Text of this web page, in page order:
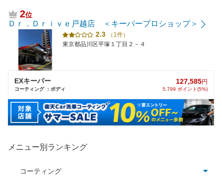
2位
Ｄｒ．Ｄｒｉｖｅ戸越店 ＜キーパープロショップ＞
2.3
（1件）
東京都品川区平塚１丁目２－４
EXキーパー
コーティング ：ボディ
127,585円
5,799 ポイント(5%)
メニュー別ランキング
コーティング